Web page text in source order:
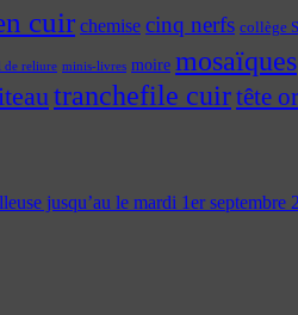
cuir chemise cinq nerfs collège
de reliure minis-livres moire mosaïques
tranchefile cuirtête or
jusqu’au le mardi 1er septembre